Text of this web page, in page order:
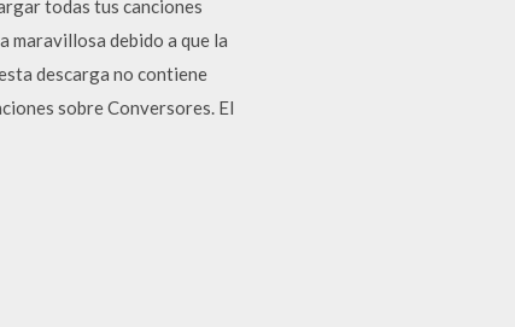
todas tus canciones
maravillosa debido a que la
descarga no contiene
sobre Conversores. El